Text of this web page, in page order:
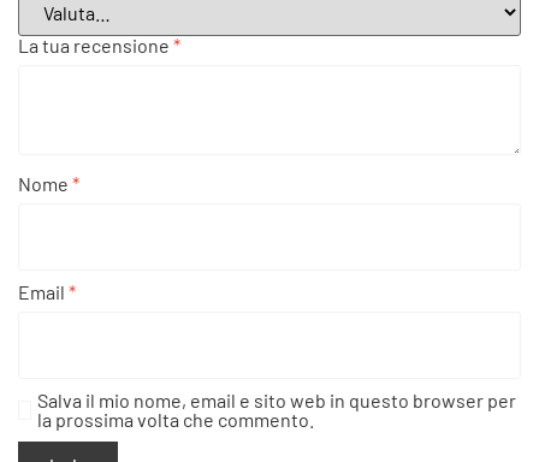
La tua recensione *
Nome *
Email *
Salva il mio nome, email e sito web in questo browser per
la prossima volta che commento.